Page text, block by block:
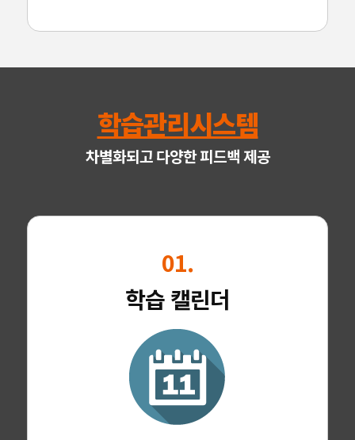
학습관리시스템
차별화되고 다양한 피드백 제공
01.
학습 캘린더